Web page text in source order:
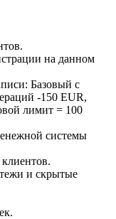
на данном
Базовый с
-150 EUR,
лимит = 100
системы
и скрытые